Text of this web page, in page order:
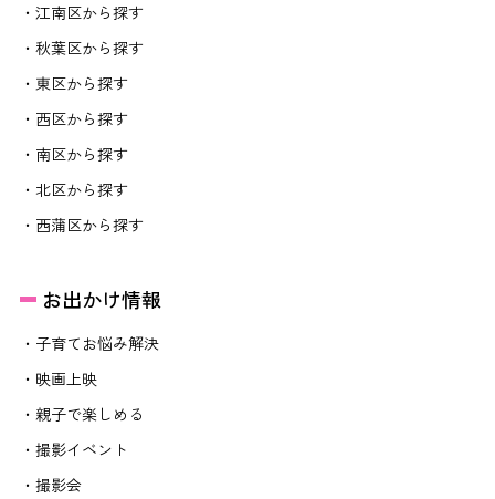
・江南区から探す
・秋葉区から探す
・東区から探す
・西区から探す
・南区から探す
・北区から探す
・西蒲区から探す
お出かけ情報
・子育てお悩み解決
・映画上映
・親子で楽しめる
・撮影イベント
・撮影会